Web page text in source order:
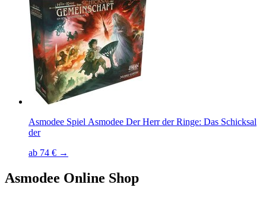
Asmodee Spiel Asmodee Der Herr der Ringe: Das Schicksal
der
ab 74 € →
Asmodee Online Shop